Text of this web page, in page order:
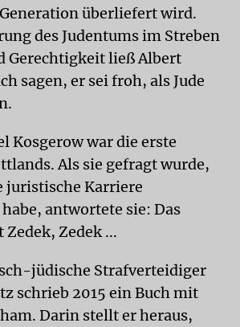
überliefert wird.
des Judentums im Streben
Gerechtigkeit ließ Albert
sagen, er sei froh, als Jude
Kosgerow war die erste
Als sie gefragt wurde,
juristische Karriere
antwortete sie: Das
Zedek ...
jüdische Strafverteidiger
schrieb 2015 ein Buch mit
Darin stellt er heraus,